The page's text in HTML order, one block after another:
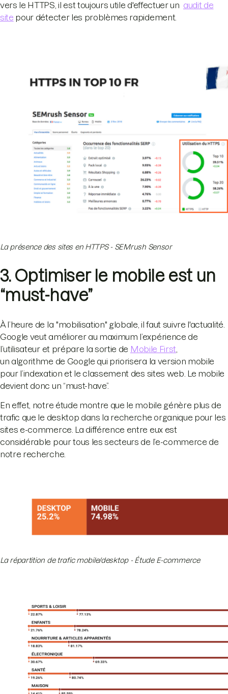
vers le HTTPS, il est toujours utile d'effectuer un audit de
site pour détecter les problèmes rapidement.
La présence des sites en HTTPS - SEMrush Sensor
3. Optimiser le mobile est un
“must-have”
À l’heure de la "mobilisation" globale, il faut suivre l'actualité.
Google veut améliorer au maximum l’expérience de
l’utilisateur et prépare la sortie de Mobile First
un algorithme de Google qui priorisera la version mobile
pour l’indexation et le classement des sites web. Le mobile
devient donc un “must-have”.
En effet, notre étude montre que le mobile génère plus de
trafic que le desktop dans la recherche organique pour les
sites e-commerce. La différence entre eux est
considérable pour tous les secteurs de l’e-commerce de
notre recherche.
La répartition de trafic mobile/desktop - Étude E-commerce